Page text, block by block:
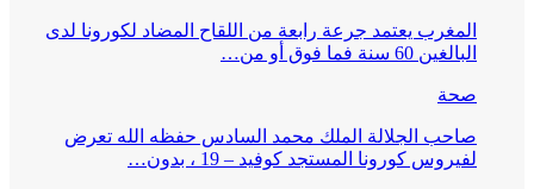
المغرب يعتمد جرعة رابعة من اللقاح المضاد لكورونا لدى
البالغين 60 سنة فما فوق أو من…
صحة
صاحب الجلالة الملك محمد السادس حفظه الله تعرض
لفيروس كورونا المستجد كوفيد – 19 ، بدون…